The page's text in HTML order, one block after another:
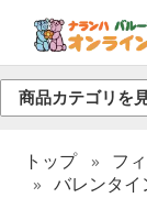
商品カテゴリを
トップ フ
バレンタイ